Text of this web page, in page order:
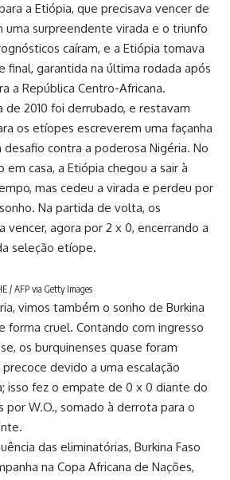
a Etiópia, que precisava vencer de
uma surpreendente virada e o triunfo
caíram, e a Etiópia tomava
final, garantida na última rodada após
a República Centro-Africana.
de 2010 foi derrubado, e restavam
os etíopes escreverem uma façanha
contra a poderosa Nigéria. No
em casa, a Etiópia chegou a sair à
mas cedeu a virada e perdeu por
Na partida de volta, os
vencer, agora por 2 x 0, encerrando a
seleção etíope.
/ AFP via Getty Images
vimos também o sonho de Burkina
forma cruel. Contando com ingresso
os burquinenses quase foram
devido a uma escalação
isso fez o empate de 0 x 0 diante do
por W.O., somado à derrota para o
das eliminatórias, Burkina Faso
na Copa Africana de Nações,